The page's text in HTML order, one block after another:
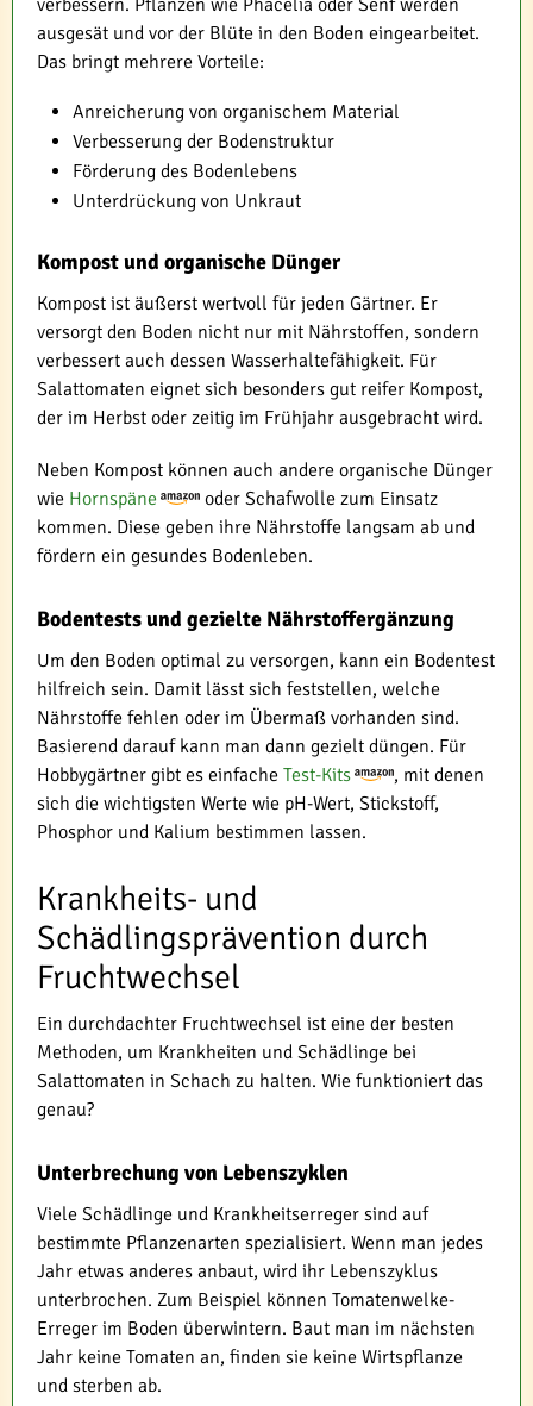
ausgesät und vor der Blüte in den Boden eingearbeitet.
Das bringt mehrere Vorteile:
Anreicherung von organischem Material
Verbesserung der Bodenstruktur
Förderung des Bodenlebens
Unterdrückung von Unkraut
Kompost und organische Dünger
Kompost ist äußerst wertvoll für jeden Gärtner. Er
versorgt den Boden nicht nur mit Nährstoffen, sondern
verbessert auch dessen Wasserhaltefähigkeit. Für
Salattomaten eignet sich besonders gut reifer Kompost,
der im Herbst oder zeitig im Frühjahr ausgebracht wird.
Neben Kompost können auch andere organische Dünger
wie Hornspäne
oder Schafwolle zum Einsatz
kommen. Diese geben ihre Nährstoffe langsam ab und
fördern ein gesundes Bodenleben.
Bodentests und gezielte Nährstoffergänzung
Um den Boden optimal zu versorgen, kann ein Bodentest
hilfreich sein. Damit lässt sich feststellen, welche
Nährstoffe fehlen oder im Übermaß vorhanden sind.
Basierend darauf kann man dann gezielt düngen. Für
Hobbygärtner gibt es einfache Test-Kits
, mit denen
sich die wichtigsten Werte wie pH-Wert, Stickstoff,
Phosphor und Kalium bestimmen lassen.
Krankheits- und
Schädlingsprävention durch
Fruchtwechsel
Ein durchdachter Fruchtwechsel ist eine der besten
Methoden, um Krankheiten und Schädlinge bei
Salattomaten in Schach zu halten. Wie funktioniert das
genau?
Unterbrechung von Lebenszyklen
Viele Schädlinge und Krankheitserreger sind auf
bestimmte Pflanzenarten spezialisiert. Wenn man jedes
Jahr etwas anderes anbaut, wird ihr Lebenszyklus
unterbrochen. Zum Beispiel können Tomatenwelke-
Erreger im Boden überwintern. Baut man im nächsten
Jahr keine Tomaten an, finden sie keine Wirtspflanze
und sterben ab.